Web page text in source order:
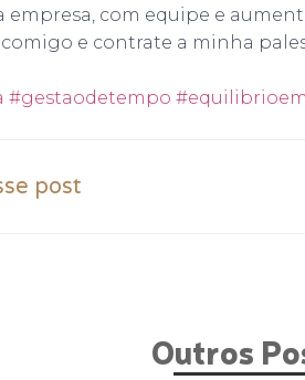
empresa, com equipe e
e contrate a minha
#gestaodetempo
post
Outros